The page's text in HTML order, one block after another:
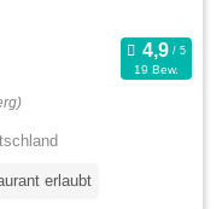
19 Bew.
erlaubt